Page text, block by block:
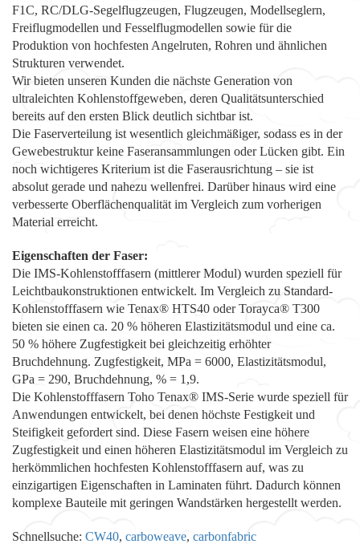
F1C, RC/DLG-Segelflugzeugen, Flugzeugen, Modellseglern,
Freiflugmodellen und Fesselflugmodellen sowie für die
Produktion von hochfesten Angelruten, Rohren und ähnlichen
Strukturen verwendet.
Wir bieten unseren Kunden die nächste Generation von
ultraleichten Kohlenstoffgeweben, deren Qualitätsunterschied
bereits auf den ersten Blick deutlich sichtbar ist.
Die Faserverteilung ist wesentlich gleichmäßiger, sodass es in der
Gewebestruktur keine Faseransammlungen oder Lücken gibt. Ein
noch wichtigeres Kriterium ist die Faserausrichtung – sie ist
absolut gerade und nahezu wellenfrei. Darüber hinaus wird eine
verbesserte Oberflächenqualität im Vergleich zum vorherigen
Material erreicht.
Eigenschaften der Faser:
Die IMS-Kohlenstofffasern (mittlerer Modul) wurden speziell für
Leichtbaukonstruktionen entwickelt. Im Vergleich zu Standard-
Kohlenstofffasern wie Tenax® HTS40 oder Torayca® T300
bieten sie einen ca. 20 % höheren Elastizitätsmodul und eine ca.
50 % höhere Zugfestigkeit bei gleichzeitig erhöhter
Bruchdehnung. Zugfestigkeit, MPa = 6000, Elastizitätsmodul,
GPa = 290, Bruchdehnung, % = 1,9.
Die Kohlenstofffasern Toho Tenax® IMS-Serie wurde speziell für
Anwendungen entwickelt, bei denen höchste Festigkeit und
Steifigkeit gefordert sind. Diese Fasern weisen eine höhere
Zugfestigkeit und einen höheren Elastizitätsmodul im Vergleich zu
herkömmlichen hochfesten Kohlenstofffasern auf, was zu
einzigartigen Eigenschaften in Laminaten führt. Dadurch können
komplexe Bauteile mit geringen Wandstärken hergestellt werden.
Schnellsuche: CW40, carboweave, carbonfabric